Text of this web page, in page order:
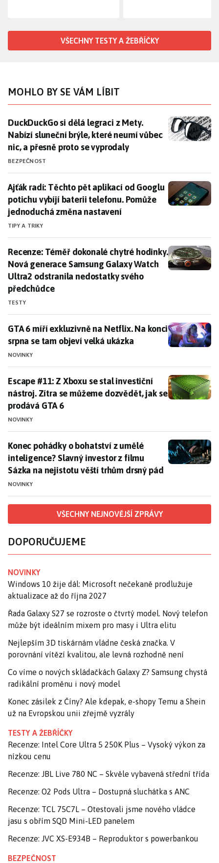
VŠECHNY TESTY A ŽEBŘÍČKY
MOHLO BY SE VÁM LÍBIT
DuckDuckGo si dělá legraci z Mety. Nabízí sluneční
DuckDuckGo si dělá legraci z Mety.
Nabízí sluneční brýle, které neumí vůbec
nic, a přesně proto se vyprodaly
BEZPEČNOST
Ajťák radí: Těchto pět aplikací od Googlu potichu
Ajťák radí: Těchto pět aplikací od Googlu
potichu vybíjí baterii telefonu. Pomůže
jednoduchá změna nastavení
TIPY A TRIKY
Recenze: Téměř dokonalé chytré hodinky. Nová
Recenze: Téměř dokonalé chytré hodinky.
Nová generace Samsung Galaxy Watch
Ultra2 odstranila nedostatky svého
předchůdce
TESTY
GTA 6 míří exkluzivně na Netflix. Na konci srpna se
GTA 6 míří exkluzivně na Netflix. Na konci
srpna se tam objeví velká ukázka
NOVINKY
Escape #11: Z Xboxu se stal investiční nástroj. Zítra
Escape #11: Z Xboxu se stal investiční
nástroj. Zítra se můžeme dozvědět, jak se
prodává GTA 6
NOVINKY
Konec pohádky o bohatství z umělé inteligence?
Konec pohádky o bohatství z umělé
inteligence? Slavný investor z filmu
Sázka na nejistotu věští trhům drsný pád
NOVINKY
VŠECHNY NEJNOVĚJŠÍ ZPRÁVY
DOPORUČUJEME
NOVINKY
Windows 10 žije dál: Microsoft nečekaně prodlužuje
aktualizace až do října 2027
Řada Galaxy S27 se rozroste o čtvrtý model. Nový telefon
může být ideálním mixem pro masy i Ultra elitu
Nejlepším 3D tiskárnám vládne česká značka. V
porovnání vítězí kvalitou, ale levná rozhodně není
Co víme o nových skládačkách Galaxy Z? Samsung chystá
radikální proměnu i nový model
Konec zásilek z Číny? Ale kdepak, e-shopy Temu a Shein
už na Evropskou unii zřejmě vyzrály
TESTY A ŽEBŘÍČKY
Recenze: Intel Core Ultra 5 250K Plus – Vysoký výkon za
nízkou cenu
Recenze: JBL Live 780 NC – Skvěle vybavená střední třída
Recenze: O2 Pods Ultra – Dostupná sluchátka s ANC
Recenze: TCL 75C7L – Otestovali jsme nového vládce
jasu s obřím SQD Mini-LED panelem
Recenze: JVC XS-E934B – Reproduktor s powerbankou
BEZPEČNOST